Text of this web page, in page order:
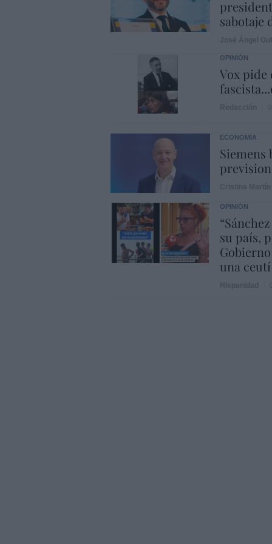
sabotaje
OPINIÓN
Vox pide
ECONOMÍA
Siemens
OPINIÓN
su país,
una ceutí